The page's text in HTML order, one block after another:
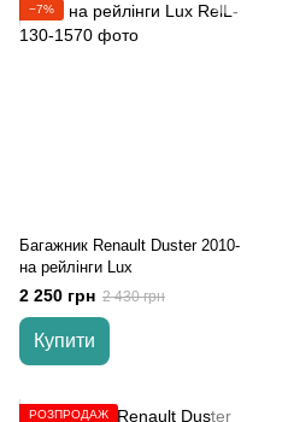
−7%
Багажник Renault Duster 2010-
на рейлінги Lux
2 250 грн 2 430 грн
Купити
РОЗПРОДАЖ